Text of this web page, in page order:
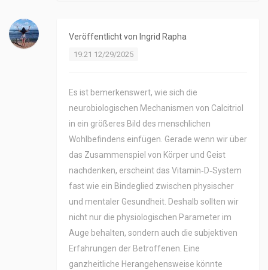
Veröffentlicht von Ingrid Rapha
19:21 12/29/2025
Es ist bemerkenswert, wie sich die
neurobiologischen Mechanismen von Calcitriol
in ein größeres Bild des menschlichen
Wohlbefindens einfügen. Gerade wenn wir über
das Zusammenspiel von Körper und Geist
nachdenken, erscheint das Vitamin‑D‑System
fast wie ein Bindeglied zwischen physischer
und mentaler Gesundheit. Deshalb sollten wir
nicht nur die physiologischen Parameter im
Auge behalten, sondern auch die subjektiven
Erfahrungen der Betroffenen. Eine
ganzheitliche Herangehensweise könnte